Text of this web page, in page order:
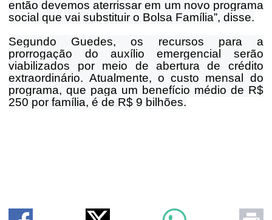
então devemos aterrissar em um novo programa
social que vai substituir o Bolsa Família”, disse.
Segundo Guedes, os recursos para a
prorrogação do auxílio emergencial serão
viabilizados por meio de abertura de crédito
extraordinário. Atualmente, o custo mensal do
programa, que paga um benefício médio de R$
250 por família, é de R$ 9 bilhões.